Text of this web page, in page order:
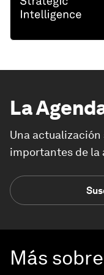
La
Una actualización
importantes de la
Más sobre